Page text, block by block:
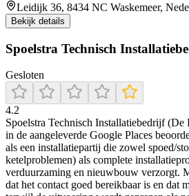
Leidijk 36, 8434 NC Waskemeer,
Bekijk details
Spoelstra Technisch
Gesloten
4.2
Spoelstra Technisch Installatiebedrijf
in de aangeleverde Google Places
als een installatiepartij die zowel spoed/
ketelproblemen) als complete
verduurzaming en nieuwbouw verzorgt.
dat het contact goed bereikbaar is en dat